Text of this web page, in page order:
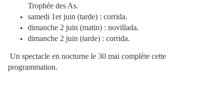
Trophée des As.
samedi 1er juin (tarde) : corrida.
dimanche 2 juin (matin) : novillada.
dimanche 2 juin (tarde) : corrida.
Un spectacle en nocturne le 30 mai complète cette
programmation.